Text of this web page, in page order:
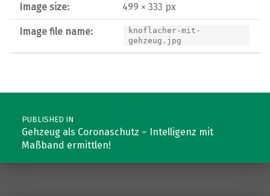
Image size: 499 × 333 px
Image file name:
knoflacher-mit-
gehzeug.jpg
Post navigation
PUBLISHED IN
Gehzeug als Coronaschutz – Intelligenz mit
Maßband ermittlen!